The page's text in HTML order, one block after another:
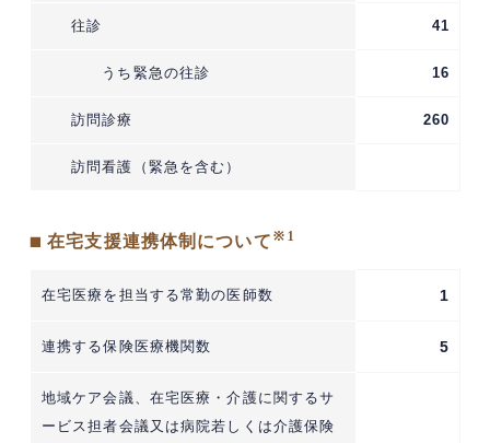
往診 41
うち緊急の往診 16
訪問診療 260
訪問看護（緊急を含む）
■ 在宅支援連携体制について※1
在宅医療を担当する常勤の医師数 1
連携する保険医療機関数 5
地域ケア会議、在宅医療・介護に関するサ
ービス担者会議又は病院若しくは介護保険